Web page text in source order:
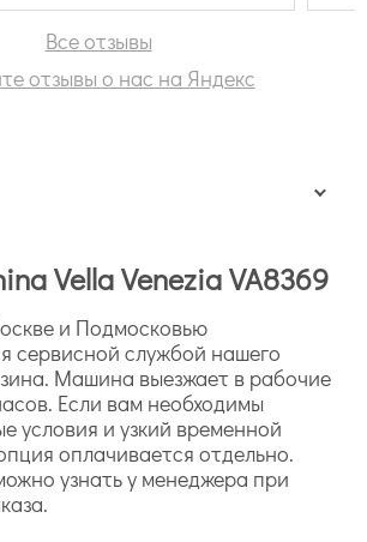
Все отзывы
отзывы о нас на Яндекс
Vella Venezia VA8369
и Подмосковью
сервисной службой нашего
Машина выезжает в рабочие
Если вам необходимы
условия и узкий временной
оплачивается отдельно.
узнать у менеджера при